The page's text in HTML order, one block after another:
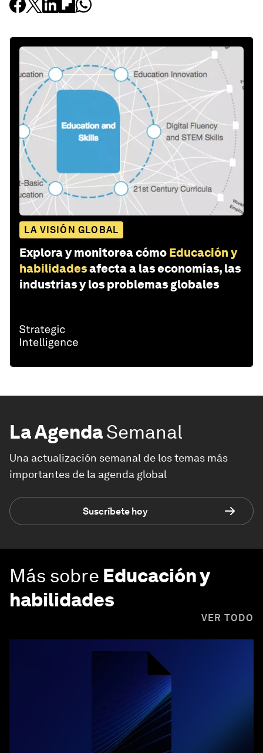
LA VISIÓN GLOBAL
Explora y monitorea cómo Educación y
habilidadesafecta a las economías, las
industrias y los problemas globales
La AgendaSemanal
Una actualización semanal de los temas más
importantes de la agenda global
Suscríbete hoy
Más sobre Educación y
habilidades
VER TODO